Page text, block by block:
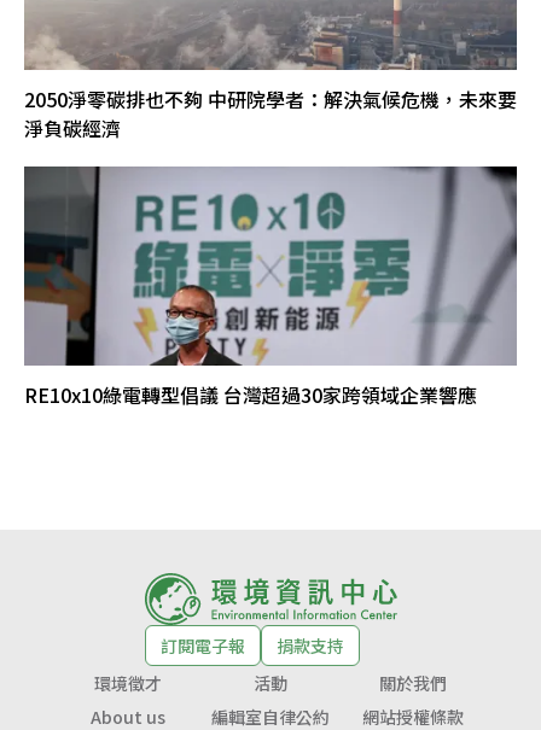
2050淨零碳排也不夠 中研院學者：解決氣候危機，未來要
淨負碳經濟
RE10x10綠電轉型倡議 台灣超過30家跨領域企業響應
訂閱電子報
捐款支持
環境徵才
活動
關於我們
About us
編輯室自律公約 網站授權條款